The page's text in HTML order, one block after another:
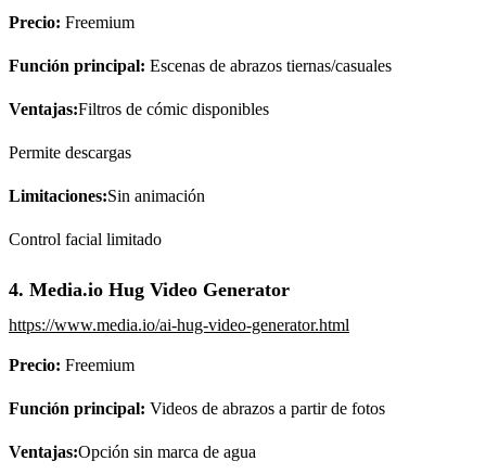
Precio: Freemium
Función principal: Escenas de abrazos tiernas/casuales
Ventajas:Filtros de cómic disponibles
Permite descargas
Limitaciones:Sin animación
Control facial limitado
4. Media.io Hug Video Generator
https://www.media.io/ai-hug-video-generator.html
Precio: Freemium
Función principal: Videos de abrazos a partir de fotos
Ventajas:Opción sin marca de agua